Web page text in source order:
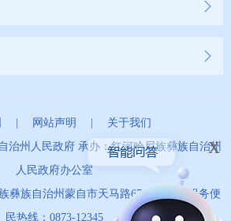
网站声明
关于我们
治州人民政府 承办：红河哈尼族彝族自治州
人民政府办公室
彝族自治州蒙自市天马路67号 政务服务便
民热线：0873-12345
x